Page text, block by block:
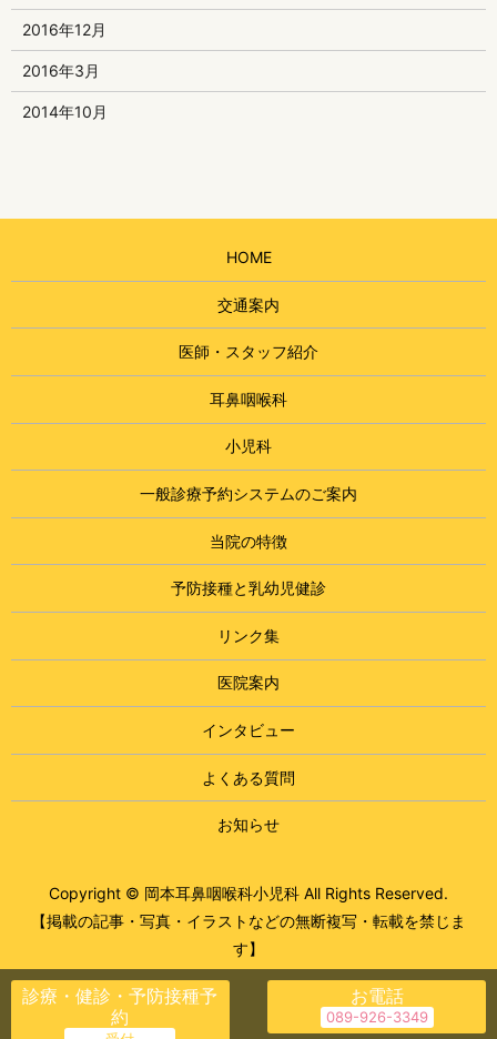
2016年12月
2016年3月
2014年10月
HOME
交通案内
医師・スタッフ紹介
耳鼻咽喉科
小児科
一般診療予約システムのご案内
当院の特徴
予防接種と乳幼児健診
リンク集
医院案内
インタビュー
よくある質問
お知らせ
Copyright © 岡本耳鼻咽喉科小児科 All Rights Reserved.
【掲載の記事・写真・イラストなどの無断複写・転載を禁じま
す】
診療・健診・予防接種予
約
お電話